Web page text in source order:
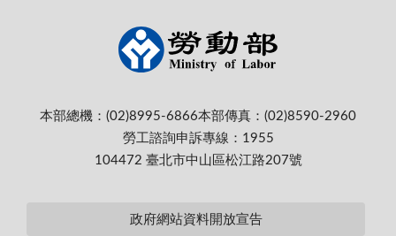
本部總機：(02)8995-6866本部傳真：(02)8590-2960
勞工諮詢申訴專線：1955
104472 臺北市中山區松江路207號
政府網站資料開放宣告